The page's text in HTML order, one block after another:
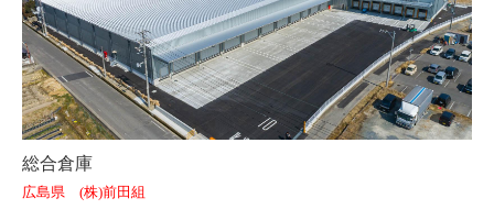
総合倉庫
広島県 (株)前田組